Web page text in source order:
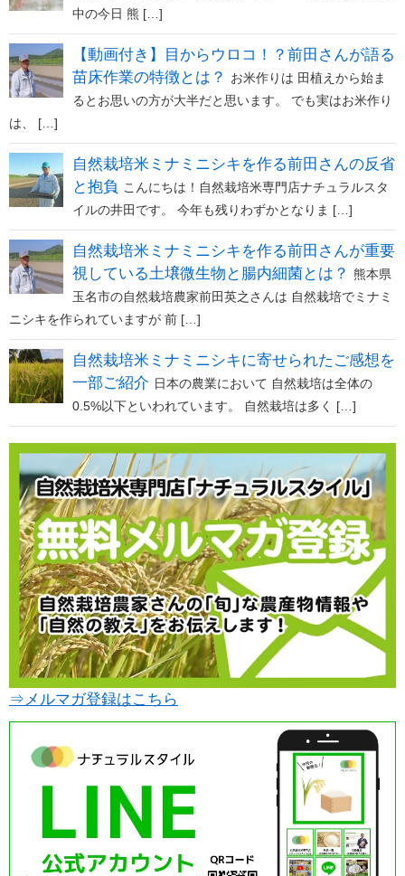
中の今日 熊 […]
【動画付き】目からウロコ！？前田さんが語る
苗床作業の特徴とは？
お米作りは 田植えから始ま
るとお思いの方が大半だと思います。 でも実はお米作り
は、 […]
自然栽培米ミナミニシキを作る前田さんの反省
と抱負 こんにちは！自然栽培米専門店ナチュラルスタ
イルの井田です。 今年も残りわずかとなりま […]
自然栽培米ミナミニシキを作る前田さんが重要
視している土壌微生物と腸内細菌とは？ 熊本県
玉名市の自然栽培農家前田英之さんは 自然栽培でミナミ
ニシキを作られていますが 前 […]
自然栽培米ミナミニシキに寄せられたご感想を
一部ご紹介 日本の農業において 自然栽培は全体の
0.5%以下といわれています。 自然栽培は多く […]
⇒メルマガ登録はこちら